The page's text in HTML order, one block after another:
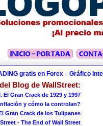
gratis en Forex - Gráfico
Blog de WallStreet:
El Gran Crack de 1929 y 1997
y cómo la controlan?
Gran Crack de los Tulipanes
- The End of Wall Street